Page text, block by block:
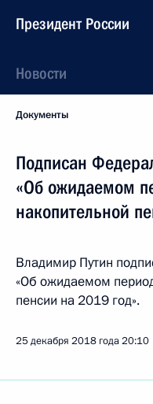
Президент России
Новости
Документы
Подписан
«Об ожидаемом
накопительной
Владимир Путин
«Об ожидаемом
пенсии на 2019 год».
25 декабря 2018 года20:10